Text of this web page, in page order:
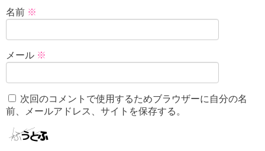
名前 ※
メール ※
次回のコメントで使用するためブラウザーに自分の名
前、メールアドレス、サイトを保存する。